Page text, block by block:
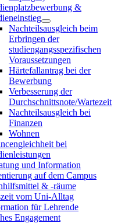
&
Nachteilsausgleich beim
Erbringen der
studiengangsspezifischen
Voraussetzungen
Härtefallantrag bei der
Bewerbung
Verbesserung der
Durchschnittsnote/Wartezeit
Nachteilsausgleich bei
Finanzen
Wohnen
bei
und Information
auf dem Campus
& -räume
vom Uni-Alltag
für Lehrende
Engagement